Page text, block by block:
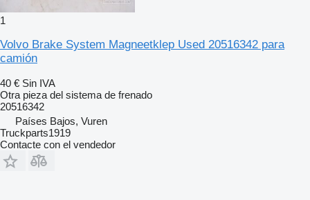
1
Volvo Brake System Magneetklep Used 20516342 para
camión
40 € Sin IVA
Otra pieza del sistema de frenado
20516342
Países Bajos, Vuren
Truckparts1919
Contacte con el vendedor